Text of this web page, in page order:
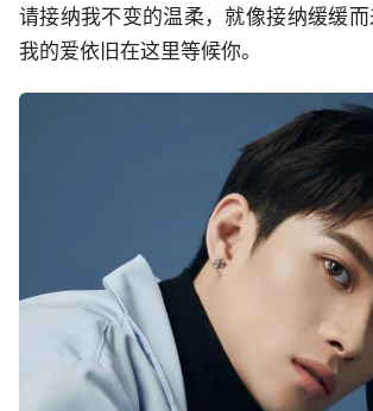
请接纳我不变的温柔，就像接纳缓缓而
我的爱依旧在这里等候你。